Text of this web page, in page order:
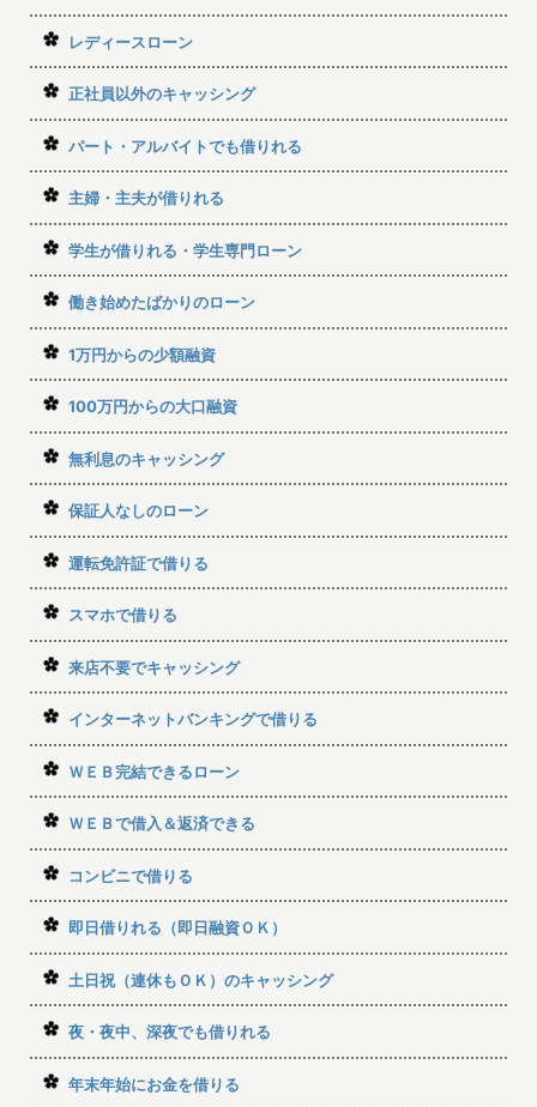
レディースローン
正社員以外のキャッシング
パート・アルバイトでも借りれる
主婦・主夫が借りれる
学生が借りれる・学生専門ローン
働き始めたばかりのローン
1万円からの少額融資
100万円からの大口融資
無利息のキャッシング
保証人なしのローン
運転免許証で借りる
スマホで借りる
来店不要でキャッシング
インターネットバンキングで借りる
ＷＥＢ完結できるローン
ＷＥＢで借入＆返済できる
コンビニで借りる
即日借りれる（即日融資ＯＫ）
土日祝（連休もＯＫ）のキャッシング
夜・夜中、深夜でも借りれる
年末年始にお金を借りる